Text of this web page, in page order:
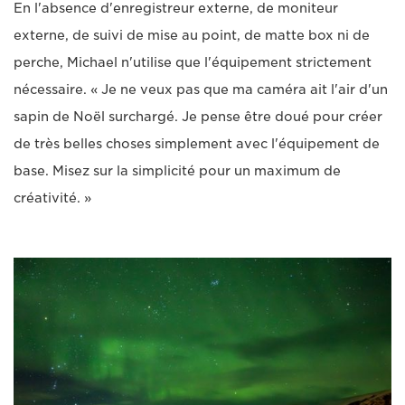
En l'absence d'enregistreur externe, de moniteur
externe, de suivi de mise au point, de matte box ni de
perche, Michael n'utilise que l'équipement strictement
nécessaire. « Je ne veux pas que ma caméra ait l'air d'un
sapin de Noël surchargé. Je pense être doué pour créer
de très belles choses simplement avec l'équipement de
base. Misez sur la simplicité pour un maximum de
créativité. »